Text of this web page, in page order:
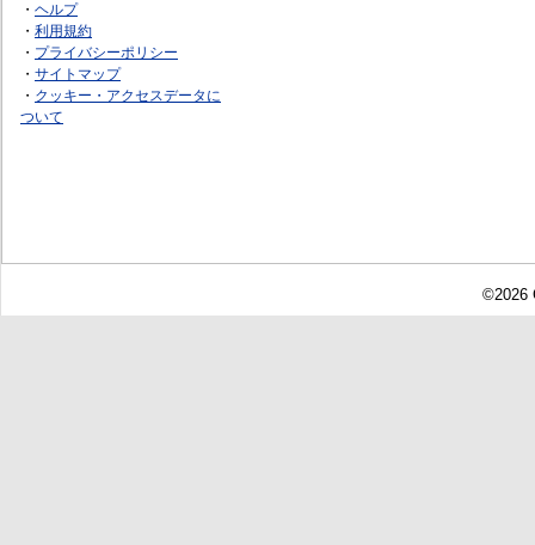
・ ヘルプ
・ 利用規約
・ プライバシーポリシー
・ サイトマップ
・ クッキー・アクセスデータに
ついて
©2026